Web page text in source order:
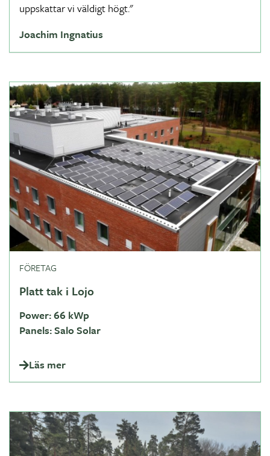
uppskattar vi väldigt högt."
Joachim Ingnatius
FÖRETAG
Platt tak i Lojo
Power:66 kWp
Panels:Salo Solar
Läs mer